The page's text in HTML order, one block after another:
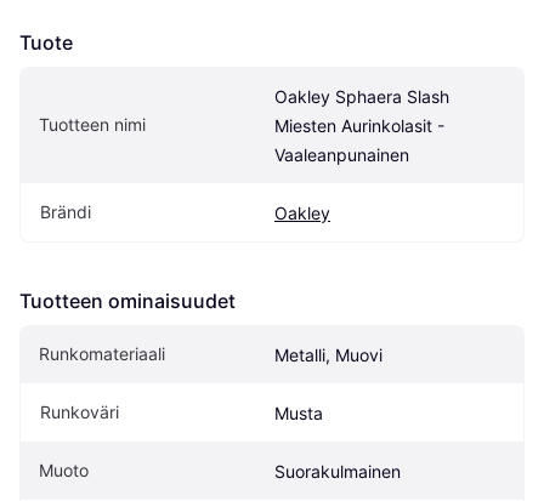
Tuote
Tuotteen nimi
Oakley Sphaera Slash
Miesten Aurinkolasit -
Vaaleanpunainen
Brändi Oakley
Tuotteen ominaisuudet
Runkomateriaali Metalli, Muovi
Runkoväri Musta
Muoto Suorakulmainen